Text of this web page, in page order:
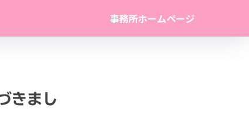
事務所ホームページ
きまし